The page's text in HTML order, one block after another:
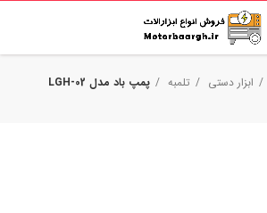
ابزار دستی تلمبه پمپ باد مدل LGH-02